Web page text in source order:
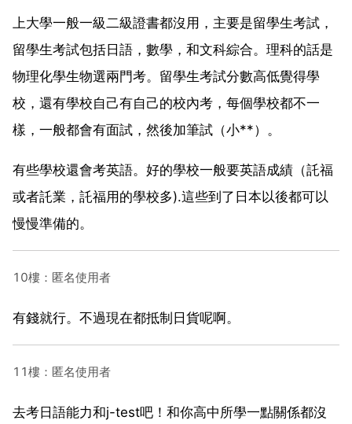
上大學一般一級二級證書都沒用，主要是留學生考試，
留學生考試包括日語，數學，和文科綜合。理科的話是
物理化學生物選兩門考。留學生考試分數高低覺得學
校，還有學校自己有自己的校內考，每個學校都不一
樣，一般都會有面試，然後加筆試（小**）。
有些學校還會考英語。好的學校一般要英語成績（託福
或者託業，託福用的學校多).這些到了日本以後都可以
慢慢準備的。
10樓：匿名使用者
有錢就行。不過現在都抵制日貨呢啊。
11樓：匿名使用者
去考日語能力和j-test吧！和你高中所學一點關係都沒